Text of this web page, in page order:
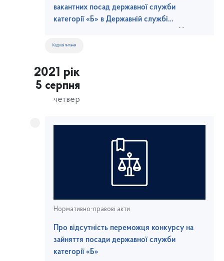
вакантних посад державної служби
категорії «Б» в Державній службі
Кадрові питання
2021 рік
5 серпня
четвер
Нормативно-правові акти
Про відсутність переможця конкурсу на
зайняття посади державної служби
категорії «Б»